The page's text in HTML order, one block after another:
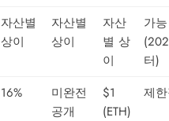
자산별
상이
자산별
상이
자산
별 상
이
가능
터)
16%
미완전
공개
$1
(ETH)
제